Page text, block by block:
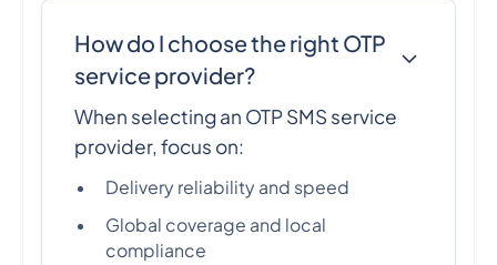
How do I choose the right OTP
service provider?
When selecting an OTP SMS service
provider, focus on:
Delivery reliability and speed
Global coverage and local
compliance